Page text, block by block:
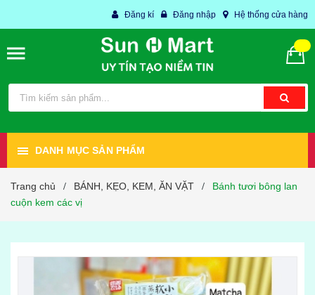
Đăng kí Đăng nhập Hệ thống cửa hàng
DANH MỤC SẢN PHẨM
Trang chủ / BÁNH, KẸO, KEM, ĂN VẶT /
Bánh tươi bông lan
cuộn kem các vị